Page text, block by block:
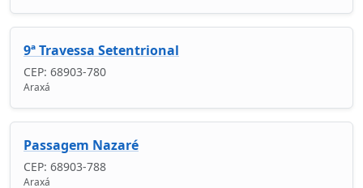
9ª Travessa Setentrional
CEP: 68903-780
Araxá
Passagem Nazaré
CEP: 68903-788
Araxá